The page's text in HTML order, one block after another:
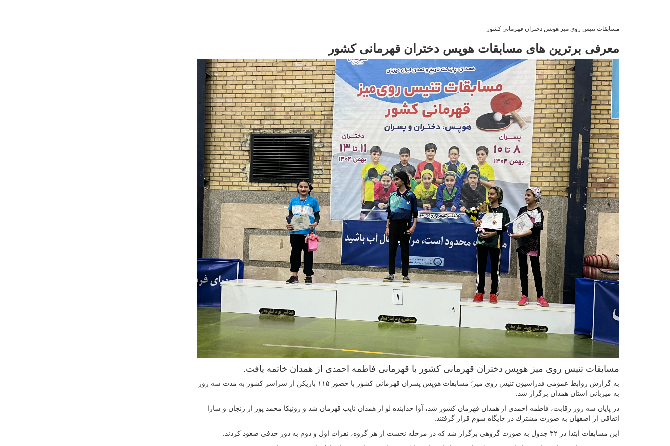
مسابقات تنيس روى ميز هوپس دختران قهرمانی کشور
معرفى برترين هاى مسابقات هوپس دختران قهرمانى كشور
مسابقات تنيس روى ميز هوپس دختران قهرمانى كشور با قهرمانى فاطمه احمدی از همدان خاتمه يافت.
به گزارش روابط عمومى فدراسيون تنيس روى ميز؛ مسابقات هوپس پسران قهرمانى کشور با حضور ۱۱۵ بازیکن از سراسر كشور به مدت سه روز
به ميزبانى استان همدان برگزار شد.
در پايان سه روز رقابت، فاطمه احمدی از همدان قهرمان کشور شد، آوا خدابنده لو از همدان نايب قهرمان شد و رونیکا محمد پور از زنجان و سارا
اتفاقی از اصفهان به صورت مشترك در جايگاه سوم قرار گرفتند.
اين مسابقات ابتدا در ۳۲ جدول به صورت گروهى برگزار شد كه در مرحله نخست از هر گروه، نفرات اول و دوم به دور حذفى صعود كردند.